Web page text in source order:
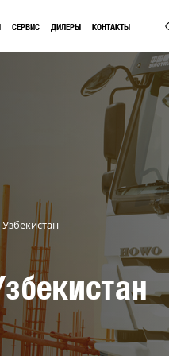
СЕРВИС ДИЛЕРЫ КОНТАКТЫ